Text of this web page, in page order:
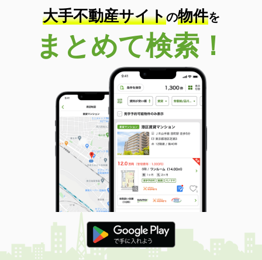
大手不動産サイトの物件を
まとめて検索！